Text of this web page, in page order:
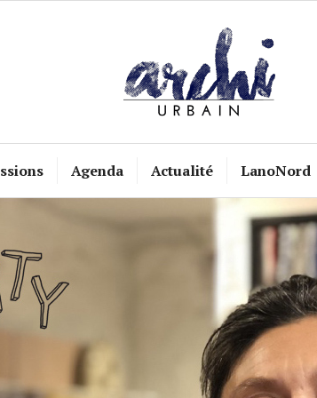
Agenda Actualité LanoNord